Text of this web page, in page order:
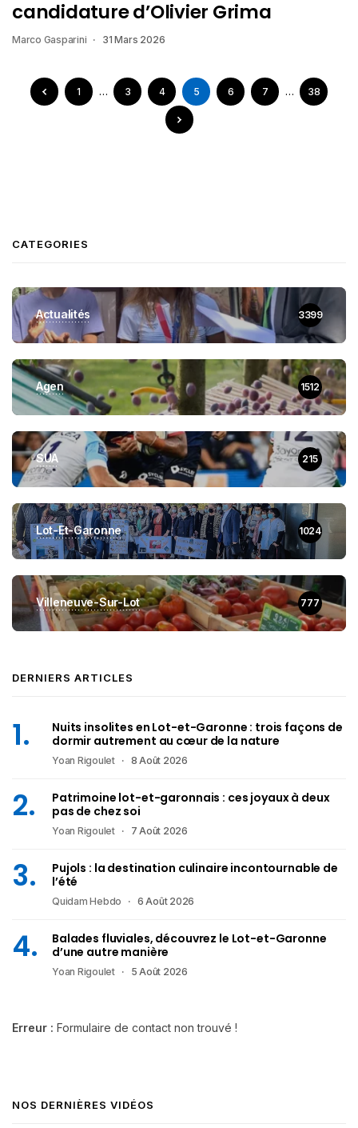
candidature d’Olivier Grima
Marco Gasparini 31 Mars 2026
1 … 3 4 5 6 7 … 38
CATEGORIES
Actualités 3399
Agen 1512
SUA 215
Lot-Et-Garonne 1024
Villeneuve-Sur-Lot 777
DERNIERS ARTICLES
Nuits insolites en Lot-et-Garonne : trois façons de
dormir autrement au cœur de la nature
Yoan Rigoulet 8 Août 2026
Patrimoine lot-et-garonnais : ces joyaux à deux
pas de chez soi
Yoan Rigoulet 7 Août 2026
Pujols : la destination culinaire incontournable de
l’été
Quidam Hebdo 6 Août 2026
Balades fluviales, découvrez le Lot-et-Garonne
d’une autre manière
Yoan Rigoulet 5 Août 2026
Erreur : Formulaire de contact non trouvé !
NOS DERNIÈRES VIDÉOS